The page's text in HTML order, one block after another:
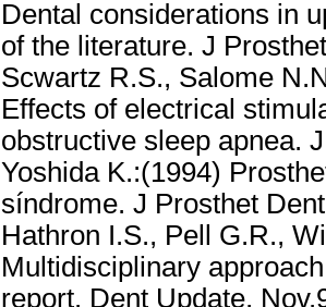
Dental considerations in
of the literature. J
Scwartz R.S., Salome
Effects of electrical
obstructive sleep apnea.
Yoshida K.:(1994)
síndrome. J Prosthet
Hathron I.S., Pell G.R.,
Multidisciplinary
report. Dent Update,